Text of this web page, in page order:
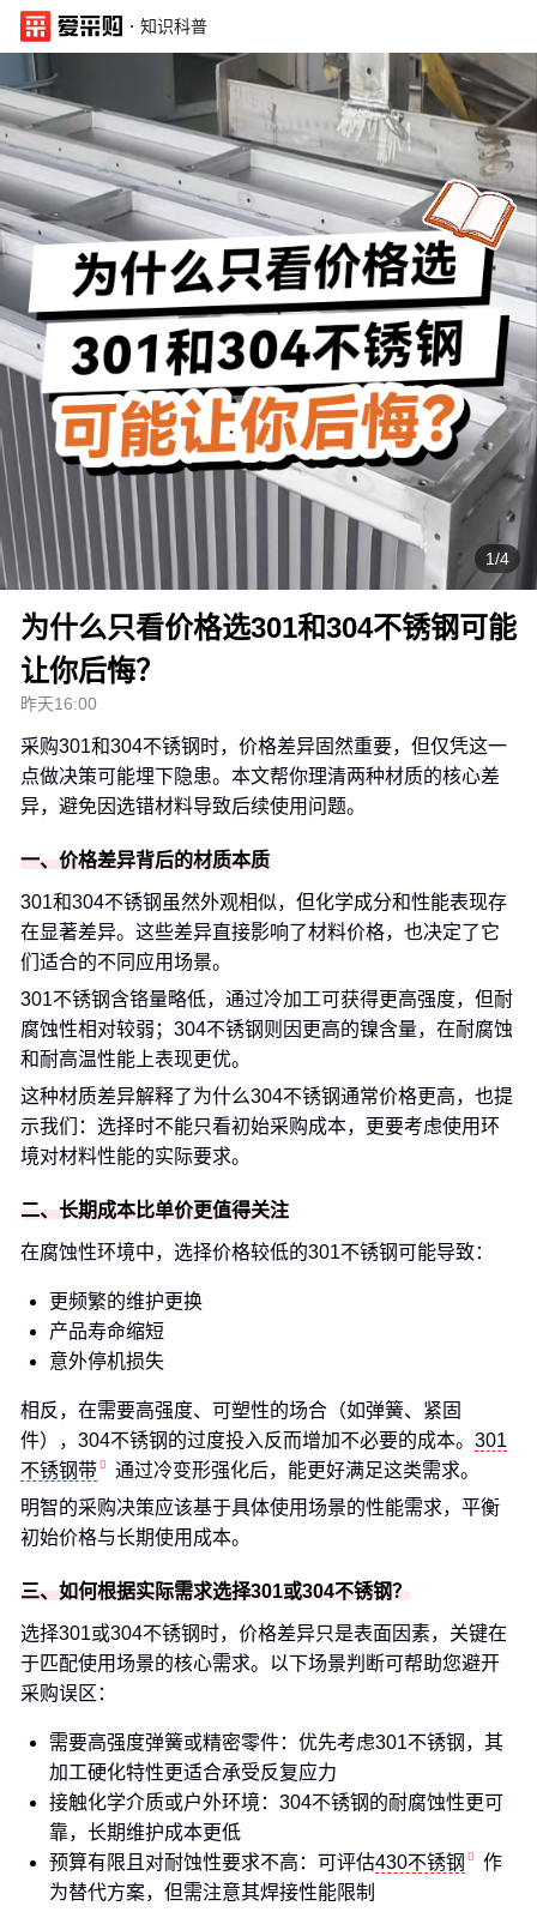
· 知识科普
1/4
为什么只看价格选301和304不锈钢可能
让你后悔？
昨天16:00
采购301和304不锈钢时，价格差异固然重要，但仅凭这一
点做决策可能埋下隐患。本文帮你理清两种材质的核心差
异，避免因选错材料导致后续使用问题。
一、价格差异背后的材质本质
301和304不锈钢虽然外观相似，但化学成分和性能表现存
在显著差异。这些差异直接影响了材料价格，也决定了它
们适合的不同应用场景。
301不锈钢含铬量略低，通过冷加工可获得更高强度，但耐
腐蚀性相对较弱；304不锈钢则因更高的镍含量，在耐腐蚀
和耐高温性能上表现更优。
这种材质差异解释了为什么304不锈钢通常价格更高，也提
示我们：选择时不能只看初始采购成本，更要考虑使用环
境对材料性能的实际要求。
二、长期成本比单价更值得关注
在腐蚀性环境中，选择价格较低的301不锈钢可能导致：
更频繁的维护更换
产品寿命缩短
意外停机损失
相反，在需要高强度、可塑性的场合（如弹簧、紧固
件），304不锈钢的过度投入反而增加不必要的成本。 301
不锈钢带
通过冷变形强化后，能更好满足这类需求。
明智的采购决策应该基于具体使用场景的性能需求，平衡
初始价格与长期使用成本。
三、如何根据实际需求选择301或304不锈钢？
选择301或304不锈钢时，价格差异只是表面因素，关键在
于匹配使用场景的核心需求。以下场景判断可帮助您避开
采购误区：
需要高强度弹簧或精密零件：优先考虑301不锈钢，其
加工硬化特性更适合承受反复应力
接触化学介质或户外环境：304不锈钢的耐腐蚀性更可
靠，长期维护成本更低
预算有限且对耐蚀性要求不高：可评估430不锈钢
作
为替代方案，但需注意其焊接性能限制